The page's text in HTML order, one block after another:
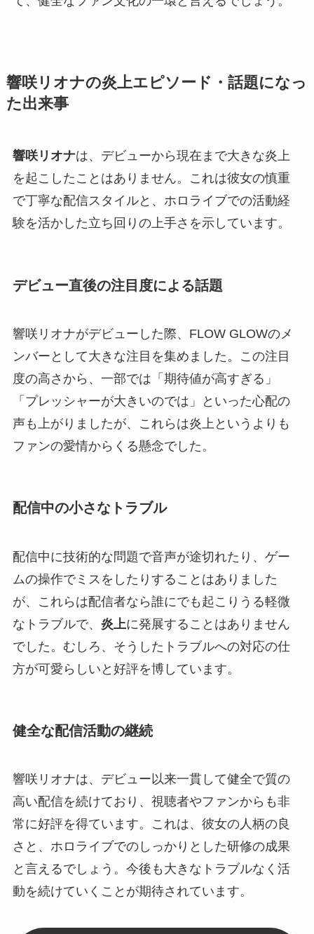
響咲リオナの炎上エピソード・話題になっ
た出来事
響咲リオナは、デビューから現在まで大きな炎上
を起こしたことはありません。これは彼女の慎重
で丁寧な配信スタイルと、ホロライブでの活動経
験を活かした立ち回りの上手さを示しています。
デビュー直後の注目度による話題
響咲リオナがデビューした際、FLOW GLOWのメ
ンバーとして大きな注目を集めました。この注目
度の高さから、一部では「期待値が高すぎる」
「プレッシャーが大きいのでは」といった心配の
声も上がりましたが、これらは炎上というよりも
ファンの愛情からくる懸念でした。
配信中の小さなトラブル
配信中に技術的な問題で音声が途切れたり、ゲー
ムの操作でミスをしたりすることはありました
が、これらは配信者なら誰にでも起こりうる軽微
なトラブルで、 炎上に発展することはありません
でした。むしろ、そうしたトラブルへの対応の仕
方が可愛らしいと好評を博しています。
健全な配信活動の継続
響咲リオナは、デビュー以来一貫して健全で質の
高い配信を続けており、視聴者やファンからも非
常に好評を得ています。これは、彼女の人柄の良
さと、ホロライブでのしっかりとした研修の成果
と言えるでしょう。今後も大きなトラブルなく活
動を続けていくことが期待されています。